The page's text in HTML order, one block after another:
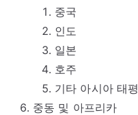
중국
인도
일본
호주
기타 아시아 태
중동 및 아프리카